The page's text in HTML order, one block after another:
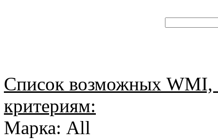
Список возможных
критериям:
Марка: All